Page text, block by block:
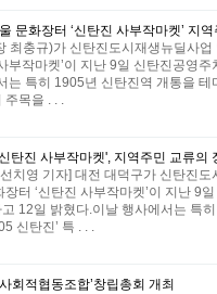
문화장터 ‘신탄진 사부작마켓’ 지
최충규)가 신탄진도시재생뉴딜사
부작마켓’이 지난 9일 신탄진공영
는 특히 1905년 신탄진역 개통을 테
주목을 . . .
탄진 사부작마켓', 지역주민 교류의
치영 기자] 대전 대덕구가 신탄진
터 ‘신탄진 사부작마켓’이 지난 9
12일 밝혔다.이날 행사에서는 특
신탄진’ 특 . . .
회적협동조합’창립총회 개최